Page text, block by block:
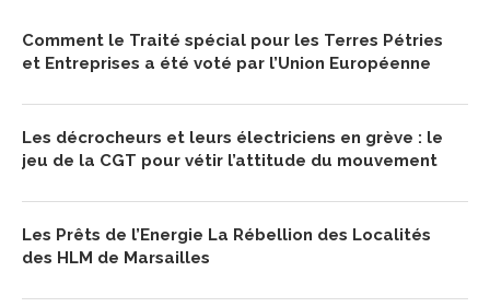
Comment le Traité spécial pour les Terres Pétries
et Entreprises a été voté par l’Union Européenne
Les décrocheurs et leurs électriciens en grève : le
jeu de la CGT pour vétir l’attitude du mouvement
Les Prêts de l’Energie La Rébellion des Localités
des HLM de Marsailles